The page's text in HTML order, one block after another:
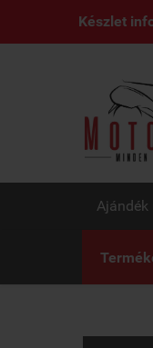
Készlet